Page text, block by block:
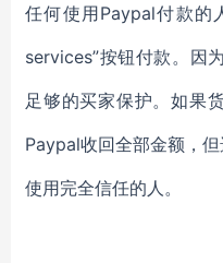
任何使用Paypal付款的
services”按钮付款。因
足够的买家保护。如果
Paypal收回全部金额，
使用完全信任的人。